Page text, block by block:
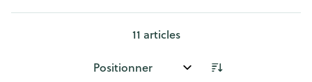
11 articles
Trier par: